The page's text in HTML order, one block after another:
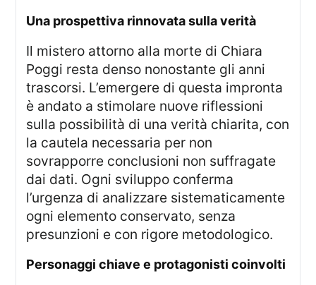
una prospettiva rinnovata sulla verità
Il mistero attorno alla morte di Chiara
Poggi resta denso nonostante gli anni
trascorsi. L’emergere di questa impronta
è andato a stimolare nuove riflessioni
sulla possibilità di una verità chiarita, con
la cautela necessaria per non
sovrapporre conclusioni non suffragate
dai dati. Ogni sviluppo conferma
l’urgenza di analizzare sistematicamente
ogni elemento conservato, senza
presunzioni e con rigore metodologico.
personaggi chiave e protagonisti coinvolti